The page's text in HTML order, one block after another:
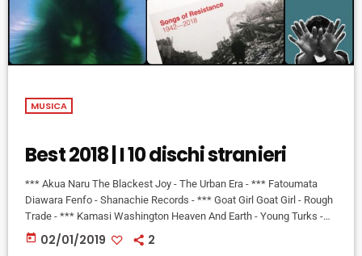
MUSICA
Best 2018 | I 10 dischi stranieri
*** Akua Naru The Blackest Joy - The Urban Era - *** Fatoumata
Diawara Fenfo - Shanachie Records - *** Goat Girl Goat Girl - Rough
Trade - *** Kamasi Washington Heaven And Earth - Young Turks -
*** Marc Ribot Songs of Resistance 1942-2018 - ANTI- Records -
*** Mark Lanegan & Duke Garwood With Animals - Heavenly
today 02/01/2019 2